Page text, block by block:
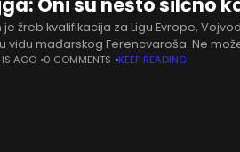
je žreb kvalifikacija za Ligu Evrope,
vidu mađarskog Ferencvaroša. Ne
Tanjga, ali je u izjavi za klupski sajt
AGO 0 COMMENTS KEEP READING